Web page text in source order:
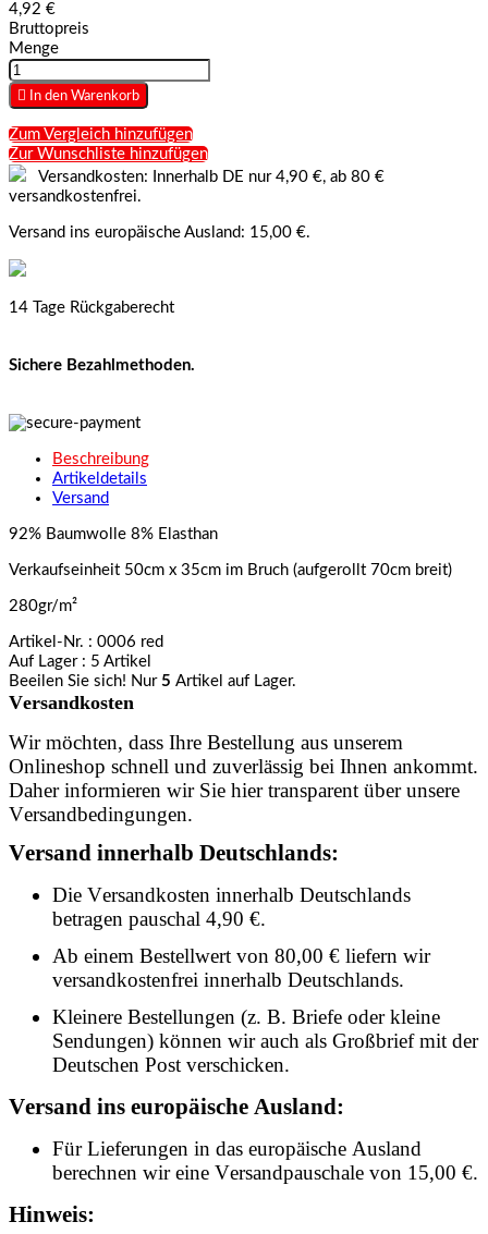
4,92 €
Bruttopreis
Menge
 In den Warenkorb
Zum Vergleich hinzufügen
Zur Wunschliste hinzufügen
Versandkosten: Innerhalb DE nur 4,90 €, ab 80 €
versandkostenfrei.
Versand ins europäische Ausland: 15,00 €.
14 Tage Rückgaberecht
Sichere Bezahlmethoden.
Beschreibung
Artikeldetails
Versand
92% Baumwolle 8% Elasthan
Verkaufseinheit 50cm x 35cm im Bruch (aufgerollt 70cm breit)
280gr/m²
Artikel-Nr. : 0006 red
Auf Lager : 5 Artikel
Beeilen Sie sich! Nur 5 Artikel auf Lager.
Versandkosten
Wir möchten, dass Ihre Bestellung aus unserem
Onlineshop schnell und zuverlässig bei Ihnen ankommt.
Daher informieren wir Sie hier transparent über unsere
Versandbedingungen.
Versand innerhalb Deutschlands:
Die Versandkosten innerhalb Deutschlands
betragen pauschal 4,90 €.
Ab einem Bestellwert von 80,00 € liefern wir
versandkostenfrei innerhalb Deutschlands.
Kleinere Bestellungen (z. B. Briefe oder kleine
Sendungen) können wir auch als Großbrief mit der
Deutschen Post verschicken.
Versand ins europäische Ausland:
Für Lieferungen in das europäische Ausland
berechnen wir eine Versandpauschale von 15,00 €.
Hinweis: